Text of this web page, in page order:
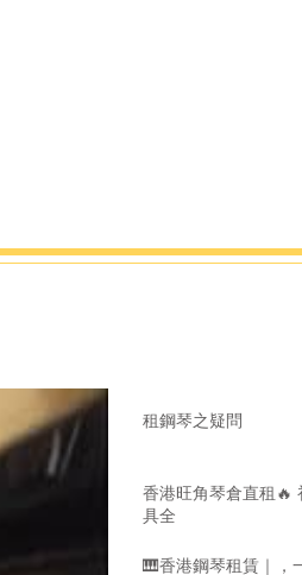
租鋼琴之疑問
香港旺角琴倉直租🔥
具全
🎹香港鋼琴租賃｜，